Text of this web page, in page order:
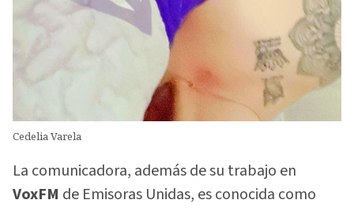
Cedelia Varela
La comunicadora, además de su trabajo en
VoxFM de Emisoras Unidas, es conocida como